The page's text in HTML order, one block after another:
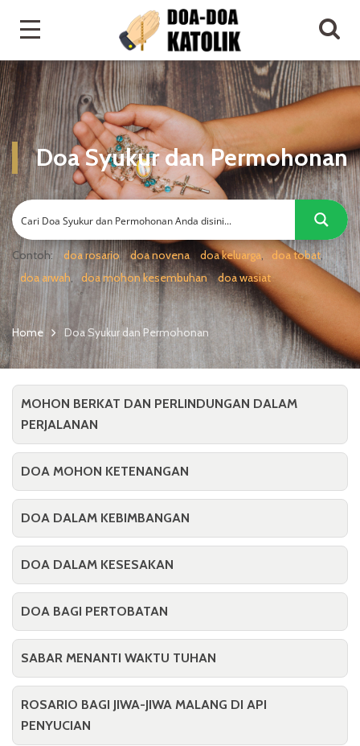
Doa Syukur dan Permohonan
Contoh: doa rosario doa novena doa keluarga
doa tobat
doa arwah
doa mohon kesembuhan doa wasiat
Home Doa Syukur dan Permohonan
MOHON BERKAT DAN PERLINDUNGAN DALAM
PERJALANAN
DOA MOHON KETENANGAN
DOA DALAM KEBIMBANGAN
DOA DALAM KESESAKAN
DOA BAGI PERTOBATAN
SABAR MENANTI WAKTU TUHAN
ROSARIO BAGI JIWA-JIWA MALANG DI API
PENYUCIAN